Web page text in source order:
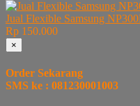
Jual Flexible Samsung
Rp 150.000
×
Order Sekarang
SMS ke : 081230001003